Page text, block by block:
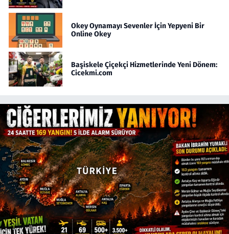
Okey Oynamayı Sevenler İçin Yepyeni Bir
Online Okey
Başiskele Çiçekçi Hizmetlerinde Yeni Dönem:
Cicekmi.com